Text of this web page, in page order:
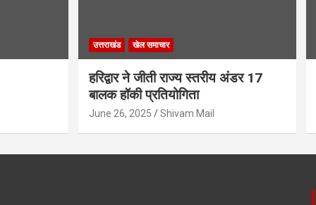
उत्तराखंड खेल समाचार
हरिद्वार ने जीती राज्य स्तरीय अंडर 17
बालक हॉकी प्रतियोगिता
June 26, 2025 Shivam Mail